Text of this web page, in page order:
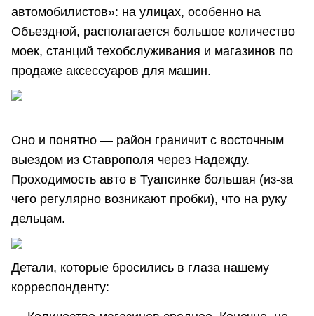
автомобилистов»: на улицах, особенно на
Объездной, располагается большое количество
моек, станций техобслуживания и магазинов по
продаже аксессуаров для машин.
Оно и понятно — район граничит с восточным
выездом из Ставрополя через Надежду.
Проходимость авто в Туапсинке большая (из-за
чего регулярно возникают пробки), что на руку
дельцам.
Детали, которые бросились в глаза нашему
корреспонденту: